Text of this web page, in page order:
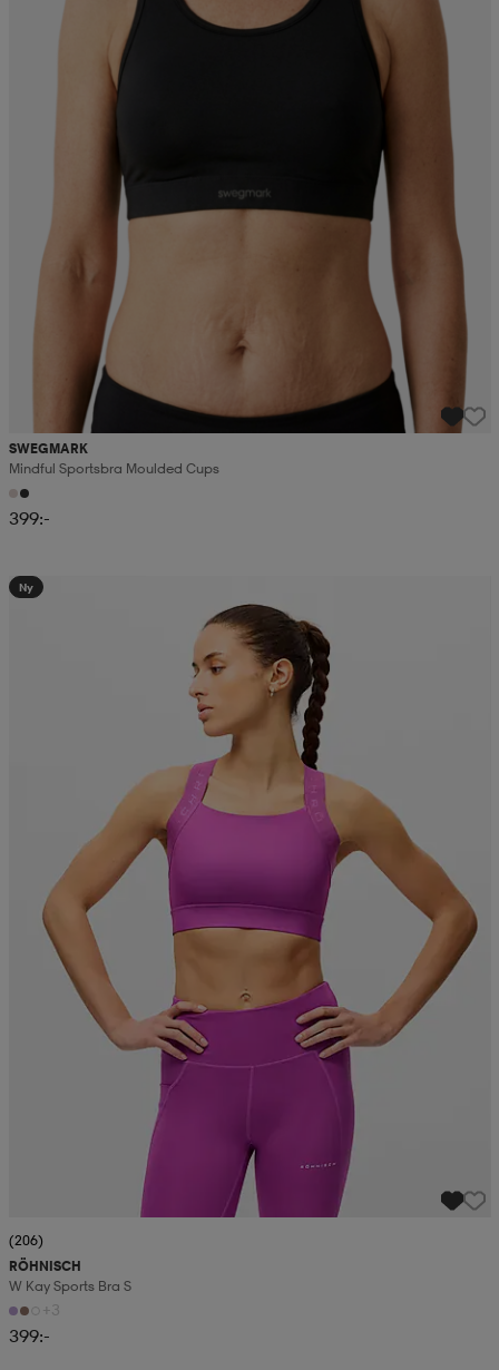
SWEGMARK
Mindful Sportsbra Moulded Cups
399:-
Ny
(206)
RÖHNISCH
W Kay Sports Bra S
+3
399:-